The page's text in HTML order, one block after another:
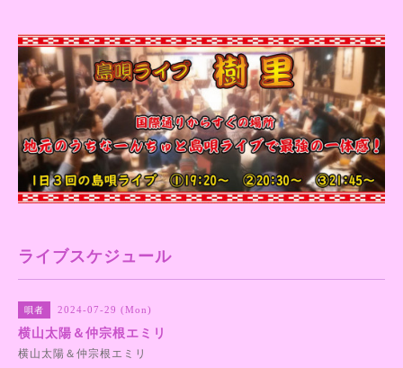
ライブスケジュール
唄者 2024-07-29 (Mon)
横山太陽＆仲宗根エミリ
横山太陽＆仲宗根エミリ